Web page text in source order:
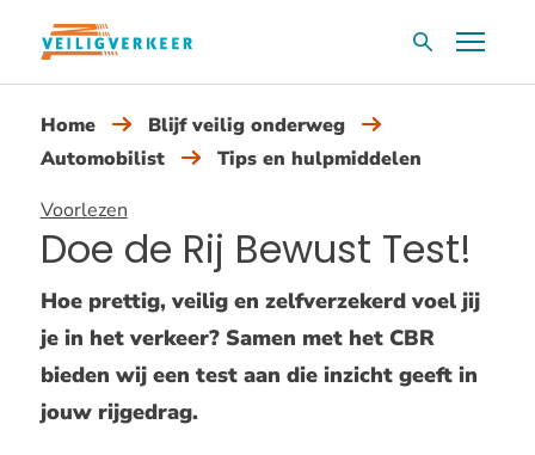
Overslaan
inhoud
gaan
ZoekvakMenu
Home
Blijf veilig onderweg
Automobilist
Tips en hulpmiddelen
Voorlezen
Doe de Rij Bewust Test!
Hoe prettig, veilig en zelfverzekerd voel jij
je in het verkeer? Samen met het CBR
bieden wij een test aan die inzicht geeft in
jouw rijgedrag.